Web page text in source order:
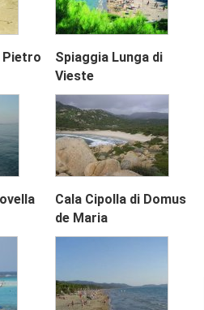
Pietro
Spiaggia Lunga di
Vieste
Cala Cipolla di Domus
de Maria